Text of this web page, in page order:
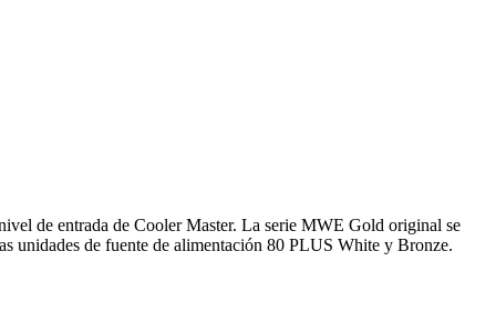
de entrada de Cooler Master. La serie MWE Gold original se
unidades de fuente de alimentación 80 PLUS White y Bronze.